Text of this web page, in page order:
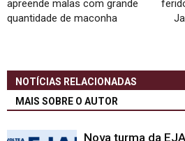
apreende malas com grande
quantidade de maconha
NOTÍCIAS RELACIONADAS
MAIS SOBRE O AUTOR
Nova turma da